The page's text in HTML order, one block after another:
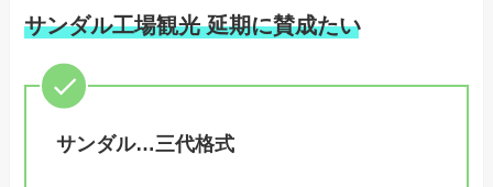
サンダル工場観光 延期に賛成たい
サンダル…三代格式